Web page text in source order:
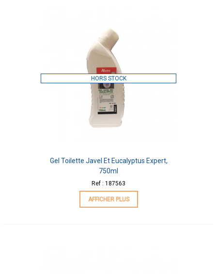
HORS STOCK
Gel Toilette Javel Et Eucalyptus Expert,
750ml
Ref : 187563
AFFICHER PLUS